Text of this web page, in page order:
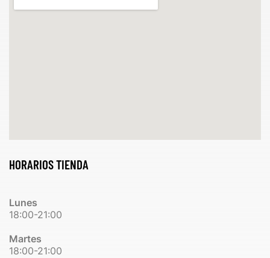
HORARIOS TIENDA
Lunes
18:00-21:00
Martes
18:00-21:00